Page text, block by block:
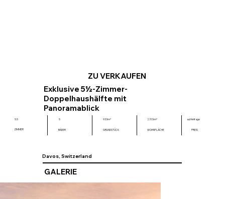
Davos, Switzerland
GALERIE
5.5 5 933m² 231.5m²
ZIMMER BÄDER GRUNDSTÜCK WOHNFLÄCHE PREIS
auf Anfrage
ZU VERKAUFEN
Exklusive 5½-Zimmer-
Doppelhaushälfte mit
Panoramablick